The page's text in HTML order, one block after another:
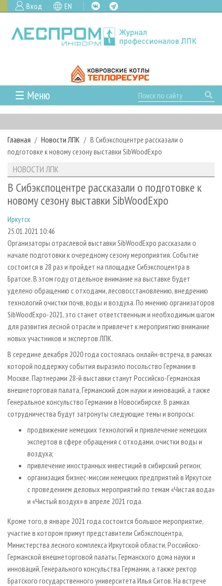
Вход EN
☰ Меню
ГЛАВНАЯ
РУБРИКИ И ТЕМЫ
РУБРИКИ ЖУРНАЛА
ЛЕСОЗАГОТОВКА
ЛЕСОПИЛЕНИЕ
СУШКА ДРЕВЕСИНЫ
ПРОИЗВОДСТВО ДРЕВЕСНЫХ ПЛИТ
ДЕРЕВЯННОЕ ДОМОСТРОЕНИЕ
ПРОИЗВОДСТВО МЕБЕЛИ
БИОЭНЕРГЕТИКА
ЦБП
ИНСТРУМЕНТ И МАТЕРИАЛЫ
НОВОСТИ
НОВОСТИ ЛПК
НОВОСТИ ЖУРНАЛА
ПРОЕКТЫ ЛПИ
АНАЛИТИКА
ПРЕДПРИЯТИЯ ЛПК
ПЕРСОНЫ
МОБИЛЬНЫЕ ВЫСТАВКИ
ОФИЦИАЛЬНЫЕ ДЕЛЕГАЦИИ
ПРИОРИТЕТНЫЕ ИНВЕСТПРОЕКТЫ
RUSSIAN FORESTRY REVIEW
ГАЗЕТА ЛЕСПРОМФОРУМ
БИБЛИОТЕКА СПЕЦИАЛИСТА
АРХИВ
АРХИВ ЖУРНАЛОВ
О ЖУРНАЛЕ
КОНТАКТЫ
РЕКЛАМОДАТЕЛЯМ
РЕКЛАМА
РЕКЛАМА НА САЙТЕ
Главная Новости ЛПК
В Сибэкспоцентре рассказали о
подготовке к новому сезону выставки SibWoodExpo
НОВОСТИ ЛПК
В Сибэкспоцентре рассказали о подготовке к
новому сезону выставки SibWoodExpo
Иркутск
25.01.2021 10:46
Организаторы отраслевой выставки SibWoodExpo рассказали о
начале подготовки к очередному сезону мероприятия. Событие
состоится в 28 раз и пройдет на площадке Сибэкспоцентра в
Братске. В этом году отдельное внимание на выставке будет
уделено обращению с отходами, лесовосстановлению, внедрению
технологий очистки почв, воды и воздуха. По мнению организаторов
SibWoodExpo-2021, это станет ответственным и необходимым шагом
для развития лесной отрасли и привлечет к мероприятию внимание
новых участников и экспертов ЛПК.
В середине декабря 2020 года состоялась онлайн-встреча, в рамках
которой поддержку события выразило посольство Германии в
Москве. Партнерами 28-й выставки станут Российско-Германская
внешнеторговая палата, Германский дом науки и инноваций, а также
Генеральное консульство Германии в Новосибирске. В рамках
сотрудничества будут затронуты следующие темы и вопросы:
продвижение немецких технологий и привлечение немецких
экспертов в сфере обращения с отходами, очистки воды и
воздуха;
привлечение иностранных инвестиций в сибирский регион;
организация бизнес-миссии немецких предприятий в Иркутске
с проведением деловых мероприятий по темам «Чистая вода»
и «Чистый воздух» в апреле 2021 года.
Кроме того, в январе 2021 года состоится большое мероприятие,
участие в котором примут представители Сибэкспоцентра,
Министерства лесного комплекса Иркутской области, Российско-
Германской внешнеторговой палаты, Германского дома науки и
инноваций, Генерального консульства Германии, а также ректор
Братского государственного университета Илья Ситов. На встрече